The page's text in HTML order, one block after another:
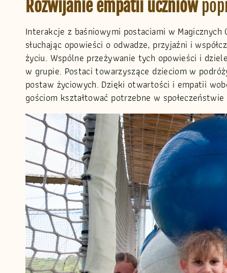
Rozwijanie empatii uczniów
Interakcje z baśniowymi postaciami w Magicznych
słuchając opowieści o odwadze, przyjaźni i
życiu. Wspólne przeżywanie tych opowieści i
w grupie. Postaci towarzyszące dzieciom w
postaw życiowych. Dzięki otwartości i empatii
gościom kształtować potrzebne w